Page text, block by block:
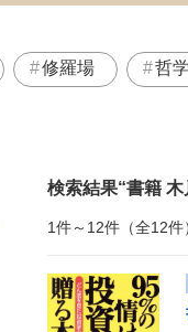
修羅場 哲学
検索結果 書籍 木
1件～12件（全12件